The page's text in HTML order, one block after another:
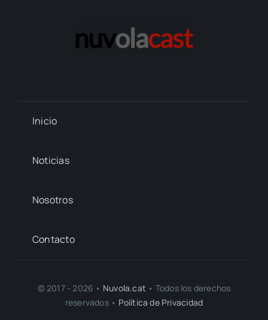
Inicio
Noticias
Nosotros
Contacto
© 2017 - 2026 • Nuvola.cat • Todos los derechos
reservados • Política de Privacidad